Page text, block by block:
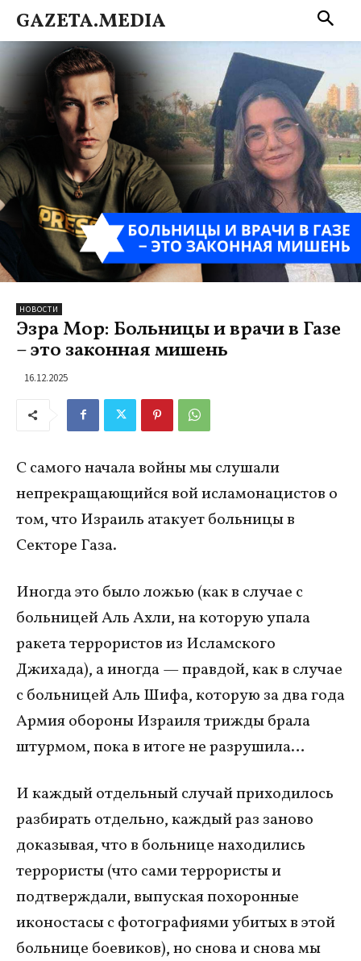
GAZETA.MEDIA
НОВОСТИ
Эзра Мор: Больницы и врачи в Газе
– это законная мишень
16.12.2025
С самого начала войны мы слушали
непрекращающийся вой исламонацистов о
том, что Израиль атакует больницы в
Секторе Газа.
Иногда это было ложью (как в случае с
больницей Аль Ахли, на которую упала
ракета террористов из Исламского
Джихада), а иногда — правдой, как в случае
с больницей Аль Шифа, которую за два года
Армия обороны Израиля трижды брала
штурмом, пока в итоге не разрушила…
И каждый отдельный случай приходилось
разбирать отдельно, каждый раз заново
доказывая, что в больнице находились
террористы (что сами террористы и
подтверждали, выпуская похоронные
иконостасы с фотографиями убитых в этой
больнице боевиков), но снова и снова мы